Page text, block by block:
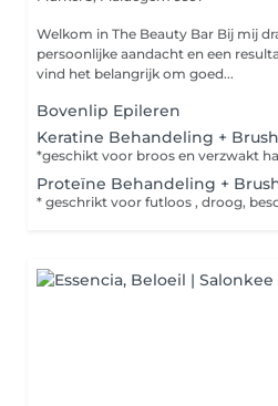
Welkom in The Beauty Bar Bij mij draait alles om rust,
persoonlijke aandacht en een
vind het belangrijk om goed...
Bovenlip Epileren
Keratine Behandeling +
Proteïne Behandeling +